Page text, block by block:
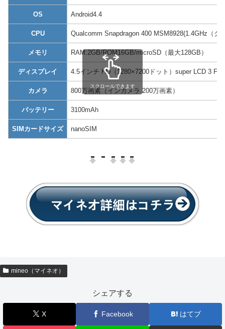
OS Android4.4
CPU Qualcomm Snapdragon 400 MSM8928(1.4GHz（ク
メモリ RAM:2GB/ROM16GB/microSD（最大128GB）
ディスプレイ 4.5インチ HD（1280×7200ドット）super LCD 3
カメラ 800万画素（インカメラ 200万画素）
バッテリー 3100mAh
SIMカードサイズ nanoSIM
スクロールできます
mineo（マイネオ）
シェアする
X Facebook はてブ